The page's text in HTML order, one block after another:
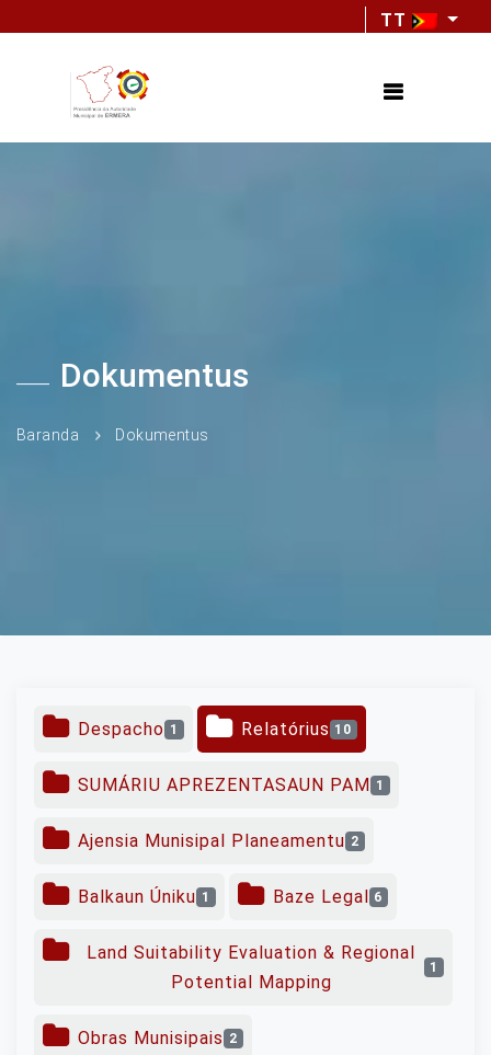
TT
Dokumentus
Baranda Dokumentus
Despacho 1 Relatórius 10
SUMÁRIU APREZENTASAUN PAM 1
Ajensia Munisipal Planeamentu 2
Balkaun Úniku 1 Baze Legal 6
Land Suitability Evaluation & Regional
Potential Mapping
1
Obras Munisipais 2